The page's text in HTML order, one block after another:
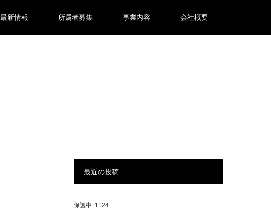
最新情報 所属者募集 事業内容 会社概要
最近の投稿
保護中: 1124